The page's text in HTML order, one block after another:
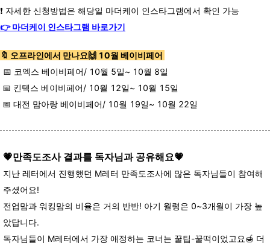
❗ 자세한 신청방법은 해당일 마더케이 인스타그램에서 확인 가능
👉 마더케이 인스타그램 바로가기
🔖 오프라인에서 만나요🙌 10월 베이비페어
📅 코엑스 베이비페어/ 10월 5일~ 10월 8일
📅 킨텍스 베이비페어/ 10월 12일~ 10월 15일
📅 대전 맘아랑 베이비페어/ 10월 19일~ 10월 22일
💗만족도조사 결과를 독자님과 공유해요💗
지난 레터에서 진행했던 M레터 만족도조사에 많은 독자님들이 참여해
주셨어요!
전업맘과 워킹맘의 비율은 거의 반반! 아기 월령은 0~3개월이 가장 높
았답니다.
독자님들이 M레터에서 가장 애정하는 코너는 꿀팁-꿀떡이었고요🍯 더